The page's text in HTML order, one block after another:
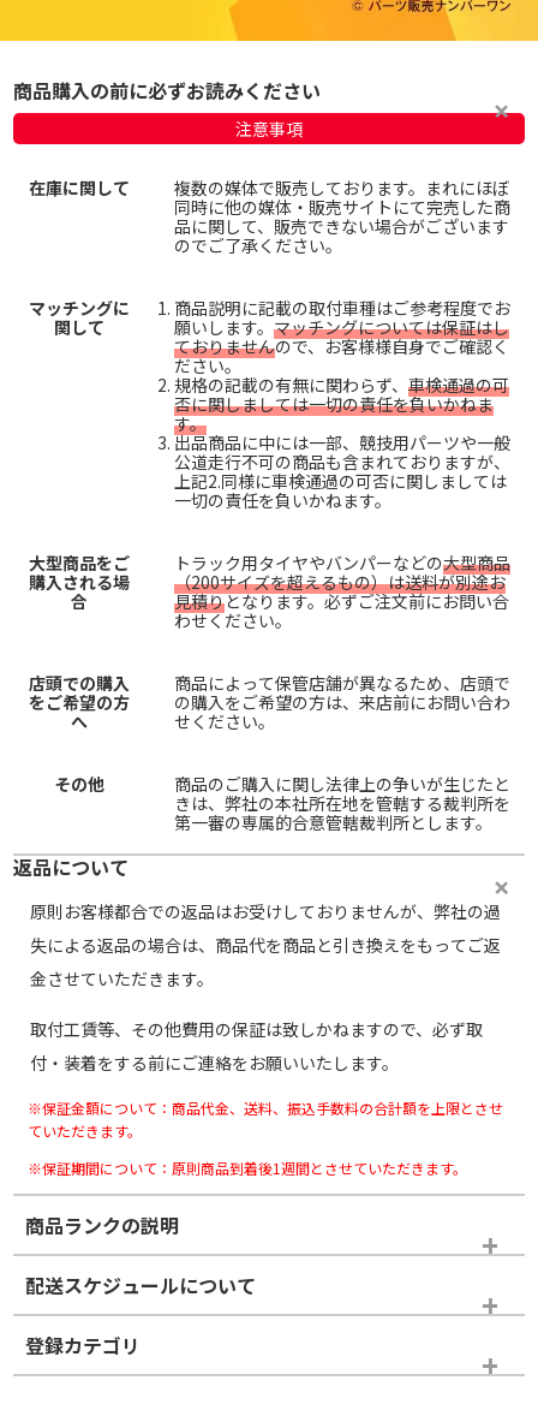
商品購入の前に必ずお読みください
注意事項
在庫に関して
複数の媒体で販売しております。まれにほぼ
同時に他の媒体・販売サイトにて完売した商
品に関して、販売できない場合がございます
のでご了承ください。
マッチングに
関して
商品説明に記載の取付車種はご参考程度でお
願いします。 マッチングについては保証はし
ておりませんので、お客様様自身でご確認く
ださい。
規格の記載の有無に関わらず、 車検通過の可
否に関しましては一切の責任を負いかねま
す。
出品商品に中には一部、競技用パーツや一般
公道走行不可の商品も含まれておりますが、
上記2.同様に車検通過の可否に関しましては
一切の責任を負いかねます。
大型商品をご
購入される場
合
トラック用タイヤやバンパーなどの大型商品
（200サイズを超えるもの）は送料が別途お
見積りとなります。必ずご注文前にお問い合
わせください。
店頭での購入
をご希望の方
へ
商品によって保管店舗が異なるため、店頭で
の購入をご希望の方は、来店前にお問い合わ
せください。
その他
商品のご購入に関し法律上の争いが生じたと
きは、弊社の本社所在地を管轄する裁判所を
第一審の専属的合意管轄裁判所とします。
返品について
原則お客様都合での返品はお受けしておりませんが、弊社の過
失による返品の場合は、商品代を商品と引き換えをもってご返
金させていただきます。
取付工賃等、その他費用の保証は致しかねますので、必ず取
付・装着をする前にご連絡をお願いいたします。
※保証金額について：商品代金、送料、振込手数料の合計額を上限とさせ
ていただきます。
※保証期間について：原則商品到着後1週間とさせていただきます。
商品ランクの説明
※商品ランクは出品者の主観により判断しておりますので、あら
かじめご了承ください。
ホイールランク
配送スケジュールについて
登録カテゴリ
スタッドレスタイヤホイールセット